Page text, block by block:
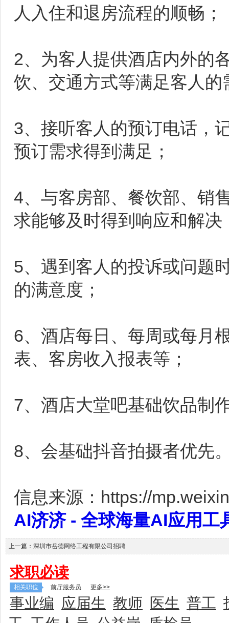
人入住和退房流程的顺畅；
2、为客人提供酒店内外的
饮、交通方式等满足客人的
3、接听客人的预订电话，
预订需求得到满足；
4、与客房部、餐饮部、销
求能够及时得到响应和解决
5、遇到客人的投诉或问题
的满意度；
6、酒店每日、每周或每月
表、客房收入报表等；
7、酒店大堂吧基础饮品制
8、会基础抖音拍摄者优先
信息来源：https://
AI济济 - 全球海量AI应用
上一篇： 深圳市岳德网络工程有限公司招聘
求职必读
相关职位 前厅服务员 更多>>
事业编 应届生 教师 医生 普工